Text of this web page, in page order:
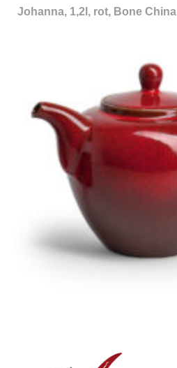
Johanna, 1,2l, rot, Bone China